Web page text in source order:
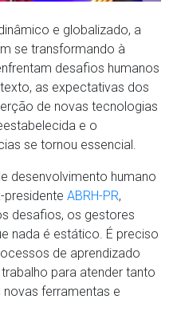
e globalizado, a
se transformando à
desafios humanos
as expectativas dos
de novas tecnologias
e o
se tornou essencial.
desenvolvimento humano
presidente ABRH-PR,
desafios, os gestores
nada é estático. É preciso
de aprendizado
para atender tanto
ferramentas e